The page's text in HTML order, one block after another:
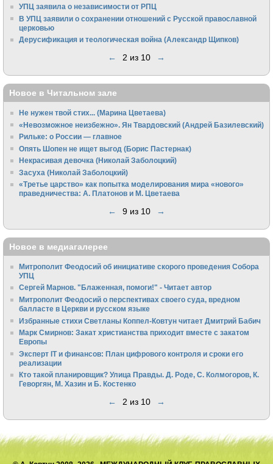
УПЦ заявила о независимости от РПЦ
В УПЦ заявили о сохранении отношений с Русской православной
церковью
Дерусификация и теологическая война (Александр Щипков)
← 2 из 10 →
Новое в Читальном зале
Не нужен твой стих... (Марина Цветаева)
«Невозможное неизбежно». Ян Твардовский (Андрей Базилевский)
Рильке: о России — главное
Опять Шопен не ищет выгод (Борис Пастернак)
Некрасивая девочка (Николай Заболоцкий)
Засуха (Николай Заболоцкий)
«Третье царство» как попытка моделирования мира «нового»
праведничества: А. Платонов и М. Цветаева
← 9 из 10 →
Новое в медиагалерее
Митрополит Феодосий об инициативе скорого проведения Собора
УПЦ
Сергей Марнов. "Блаженная, помоги!" - Читает автор
Митрополит Феодосий о перспективах своего суда, вредном
балласте в Церкви и русском языке
Избранные стихи Светланы Коппел-Ковтун читает Дмитрий Бабич
Марк Смирнов: Закат христианства приходит вместе с закатом
Европы
Эксперт IT и финансов: План цифрового контроля и сроки его
реализации
Кто такой планировщик? Улица Правды. Д. Роде, С. Колмогоров, К.
Геворгян, М. Хазин и Б. Костенко
← 2 из 10 →